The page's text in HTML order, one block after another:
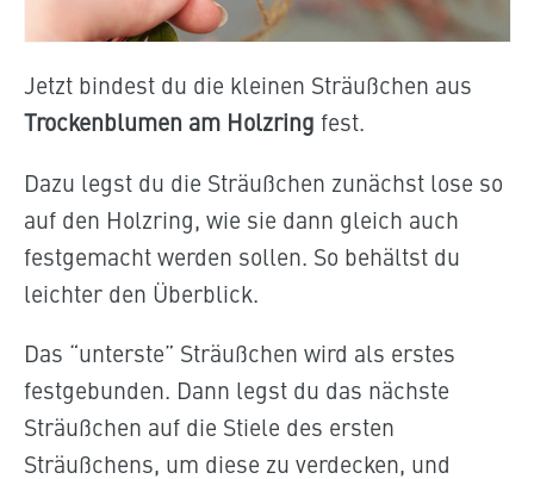
Jetzt bindest du die kleinen Sträußchen aus
Trockenblumen am Holzring fest.
Dazu legst du die Sträußchen zunächst lose so
auf den Holzring, wie sie dann gleich auch
festgemacht werden sollen. So behältst du
leichter den Überblick.
Das “unterste” Sträußchen wird als erstes
festgebunden. Dann legst du das nächste
Sträußchen auf die Stiele des ersten
Sträußchens, um diese zu verdecken, und